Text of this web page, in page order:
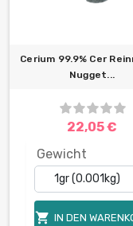
Cerium 99.9% Cer
Nugget...
22,05 €
Gewicht
 IN DEN